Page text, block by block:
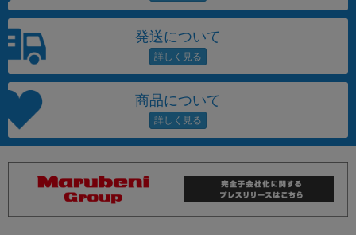
発送について
商品について